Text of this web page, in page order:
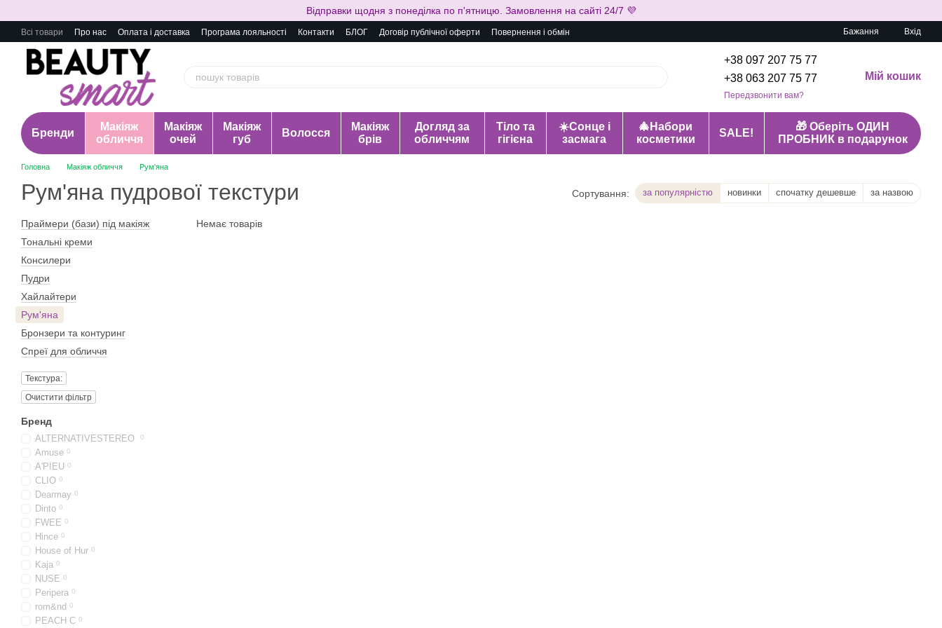
Відправки щодня з понеділка по п'ятницю. Замовлення на сайті 24/7 💜
Всі товари Про нас Оплата і доставка Програма лояльності Контакти БЛОГ Договір публічної оферти Повернення і обмін Бажання Вхід
+38 097 207 75 77
+38 063 207 75 77
Передзвонити вам?
Мій кошик
Бренди
Макіяж
обличчя
Макіяж
очей
Макіяж
губ
Волосся
Макіяж
брів
Догляд за
обличчям
Тіло та
гігієна
☀️Сонце і
засмага
🎄Набори
косметики
SALE!
🎁 Оберіть ОДИН
ПРОБНИК в подарунок
Головна Макіяж обличчя Рум'яна
Рум'яна пудрової текстури Сортування: за популярністю новинки спочатку дешевше за назвою
Немає товарів
Праймери (бази) під макіяж
Тональні креми
Консилери
Пудри
Хайлайтери
Рум'яна
Бронзери та контуринг
Спреї для обличчя
Текстура:
Очистити фільтр
Бренд
ALTERNATIVESTEREO 0
Amuse 0
A'PIEU 0
CLIO 0
Dearmay 0
Dinto 0
FWEE 0
Hince 0
House of Hur 0
Kaja 0
NUSE 0
Peripera 0
rom&nd 0
PEACH C 0